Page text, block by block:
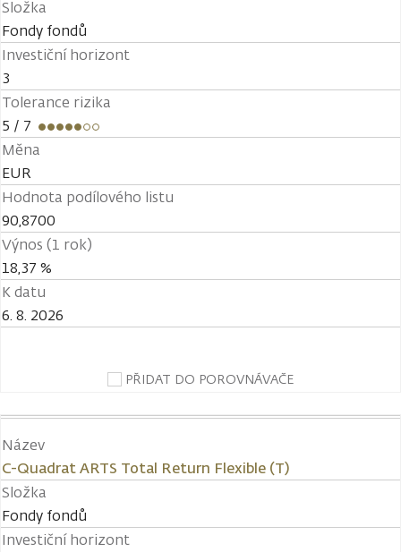
Složka
Fondy fondů
Investiční horizont
3
Tolerance rizika
5 / 7
Měna
EUR
Hodnota podílového listu
90,8700
Výnos (1 rok)
18,37 %
K datu
6. 8. 2026
PŘIDAT DO POROVNÁVAČE
Název
C-Quadrat ARTS Total Return Flexible (T)
Složka
Fondy fondů
Investiční horizont